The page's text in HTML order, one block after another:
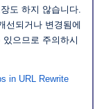
도 하지 않습니다.
선되거나 변경됨에
으므로 주의하시
in URL Rewrite